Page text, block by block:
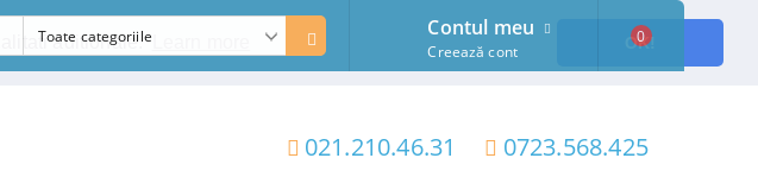
aditionale. OK!
021.210.46.31 0723.568.425
Contul meu
Creează cont
0